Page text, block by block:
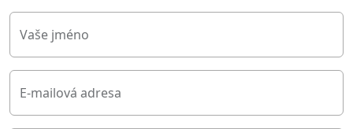
Vaše jméno
E-mailová adresa